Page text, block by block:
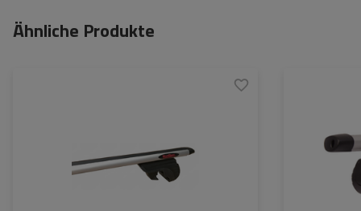
Ähnliche Produkte